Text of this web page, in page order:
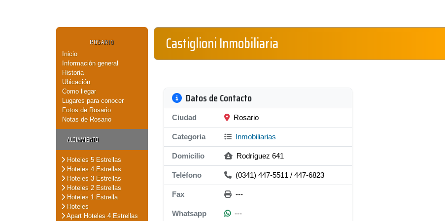
ROSARIO
Inicio
Información general
Historia
Ubicación
Como llegar
Lugares para conocer
Fotos de Rosario
Notas de Rosario
ALOJAMIENTO
Hoteles 5 Estrellas
Hoteles 4 Estrellas
Hoteles 3 Estrellas
Hoteles 2 Estrellas
Hoteles 1 Estrella
Hoteles
Apart Hoteles 4 Estrellas
Castiglioni Inmobiliaria
Datos de Contacto
Ciudad Rosario
Categoria Inmobiliarias
Domicilio Rodríguez 641
Teléfono (0341) 447-5511 / 447-6823
Fax ---
Whatsapp ---